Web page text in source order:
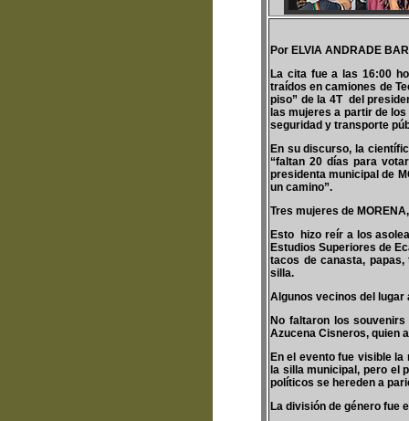
Por ELVIA ANDRADE
La cita fue a las 16:00
traídos en camiones de
piso” de la 4T del
las mujeres a partir de
seguridad y transporte
En su discurso, la
“faltan 20 días para
presidenta municipal de
un camino”.
Tres mujeres de
Esto hizo reír a los
Estudios Superiores de
tacos de canasta,
silla.
Algunos vecinos del
No faltaron los
Azucena Cisneros, quien
En el evento fue visible
la silla municipal, pero el
políticos se hereden a
La división de género fue